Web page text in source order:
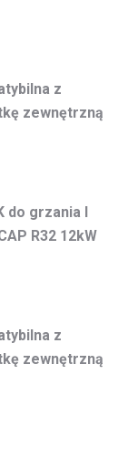
z
zewnętrzną
do grzania I
R32 12kW
z
zewnętrzną